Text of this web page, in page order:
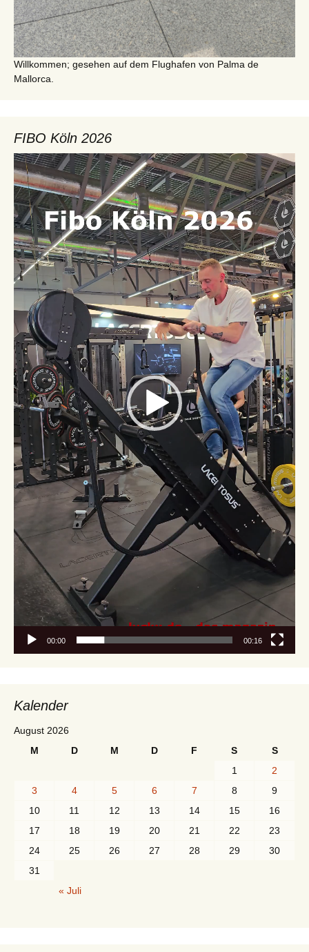
Willkommen; gesehen auf dem Flughafen von Palma de
Mallorca.
FIBO Köln 2026
Video-
Player
00:00 00:16
Kalender
August 2026
M
D M D F S
S
1
2
3
4 5 6 7 8
9
10
11 12 13 14 15
16
17
18 19 20 21 22
23
24
25 26 27 28 29
30
31
« Juli